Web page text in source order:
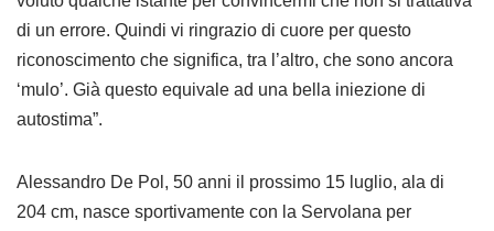
di un errore. Quindi vi ringrazio di cuore per questo
riconoscimento che significa, tra l’altro, che sono ancora
‘mulo’. Già questo equivale ad una bella iniezione di
autostima”.
Alessandro De Pol, 50 anni il prossimo 15 luglio, ala di
204 cm, nasce sportivamente con la Servolana per